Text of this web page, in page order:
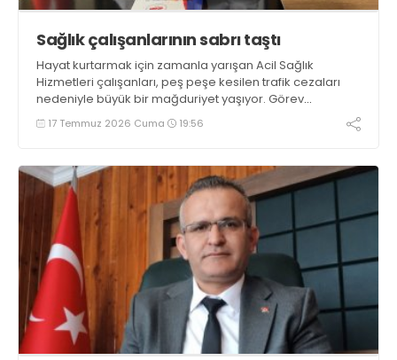
Sağlık çalışanlarının sabrı taştı
Hayat kurtarmak için zamanla yarışan Acil Sağlık
Hizmetleri çalışanları, peş peşe kesilen trafik cezaları
nedeniyle büyük bir mağduriyet yaşıyor. Görev
esnasında hız sınırı nedeniyle ambulans şoförlerine
Elektronik Denetleme Sistemi (EDS) ve radarlar
çalışanlarının sabrını taşırdı
17 Temmuz 2026 Cuma 19:56